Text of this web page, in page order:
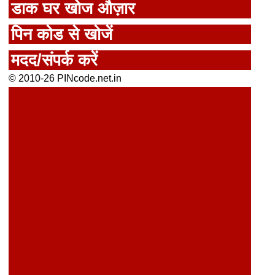
डाक घर खोज औज़ार
पिन कोड से खोजें
मदद/संपर्क करें
© 2010-26 PINcode.net.in